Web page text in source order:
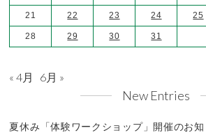
21 22 23 24 25
28 29 30 31
« 4月 6月 »
New Entries
夏休み「体験ワークショップ」開催のお